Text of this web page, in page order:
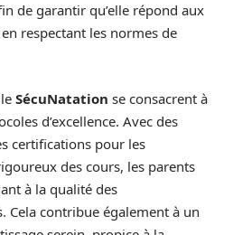
de garantir qu’elle répond aux
respectant les normes de
SécuNatation se consacrent à
d’excellence. Avec des
certifications pour les
des cours, les parents
à la qualité des
Cela contribue également à un